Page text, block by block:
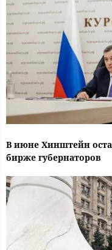
В июне Хинштейн
бирже губернаторов